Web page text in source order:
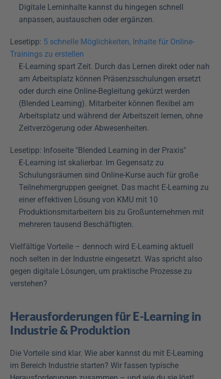
Digitale Lerninhalte kannst du hingegen schnell
anpassen, austauschen oder ergänzen.
Lesetipp: 5 schnelle Möglichkeiten, Inhalte für Online-
Trainings zu erstellen
E-Learning spart Zeit. Durch das Lernen direkt oder nah
am Arbeitsplatz können Präsenzsschulungen ersetzt
oder durch eine Online-Begleitung gekürzt werden
(Blended Learning). Mitarbeiter können flexibel am
Arbeitsplatz und während der Arbeitszeit lernen, ohne
Zeitverzögerung oder Abwesenheiten.
Lesetipp: Infoseite "Blended Learning in der Praxis"
E-Learning ist skalierbar. Im Gegensatz zu
Schulungsräumen sind Online-Kurse auch für große
Teilnehmergruppen geeignet. Das macht E-Learning zu
einer effektiven Lösung von KMU mit 10
Produktionsmitarbeitern bis zu Großunternehmen mit
mehreren tausend Beschäftigten.
Vielfältige Vorteile – dennoch wird E-Learning aktuell
noch selten in der Industrie eingesetzt. Was spricht also
gegen digitale Lösungen, um praktische Prozesse zu
verstehen?
Herausforderungen für E-Learning in
Industrie & Produktion
Die Vorteile sind klar. Wie aber kannst du mit E-Learning
im Bereich Industrie starten? Wir fassen typische